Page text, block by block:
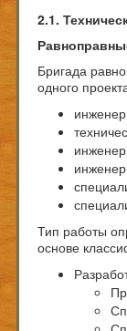
2.1.
Бригада
одного
Тип работы
основе